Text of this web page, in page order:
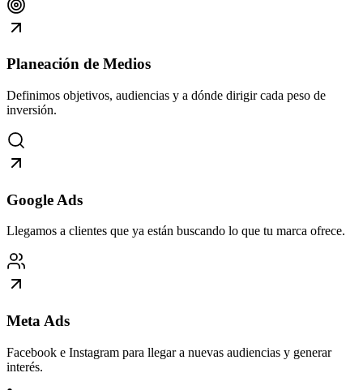
Planeación de Medios
Definimos objetivos, audiencias y a dónde dirigir cada peso de
inversión.
Google Ads
Llegamos a clientes que ya están buscando lo que tu marca ofrece.
Meta Ads
Facebook e Instagram para llegar a nuevas audiencias y generar
interés.